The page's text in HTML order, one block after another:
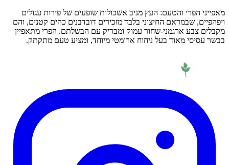
מאפייני הפרי והטעם: העץ מניב אשכולות שופעים של פירות עגולים
ויפהפיים, שבמראם החיצוני בלבד מזכירים דובדבנים כהים קטנים, והם
מקבלים צבע ארגמני-שחור עמוק ומבריק עם הבשלתם. הפרי מתאפיין
בבשר עסיסי מאוד בעל ניחוח ארומטי מיוחד, ומציע טעם מתקתק.